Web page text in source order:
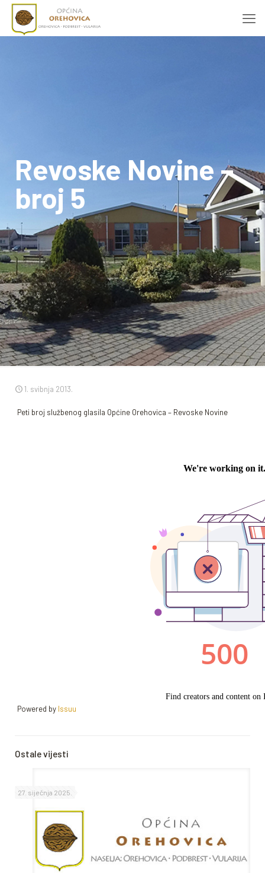
Revoske Novine –
broj 5
1. svibnja 2013.
Peti broj službenog glasila Općine Orehovica – Revoske Novine
Powered by Issuu
Ostale vijesti
27. siječnja 2025.